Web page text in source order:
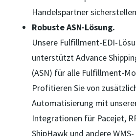
Handelspartner
Robuste ASN-Lösung.
Unsere Fulfillment-EDI-
unterstützt Advance
(ASN) für alle Fulfillment-
Profitieren Sie von
Automatisierung mit
Integrationen für Pacejet,
ShipHawk und andere WMS-